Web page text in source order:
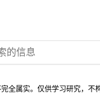
属实。仅供学习研究，不